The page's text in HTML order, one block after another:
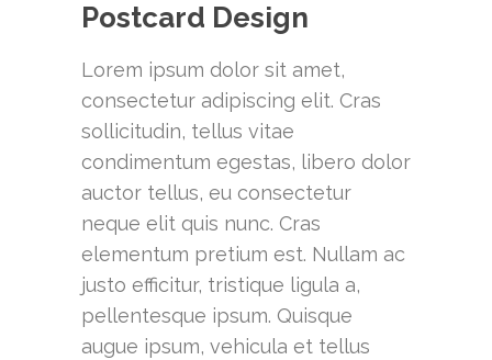
Postcard Design
Lorem ipsum dolor sit amet,
consectetur adipiscing elit. Cras
sollicitudin, tellus vitae
condimentum egestas, libero dolor
auctor tellus, eu consectetur
neque elit quis nunc. Cras
elementum pretium est. Nullam ac
justo efficitur, tristique ligula a,
pellentesque ipsum. Quisque
augue ipsum, vehicula et tellus